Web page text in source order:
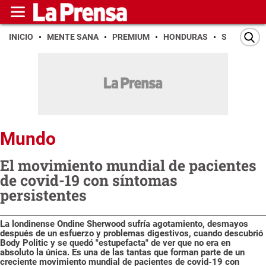
INICIO MENTE SANA PREMIUM HONDURAS SAN PEDRO
Mundo
El movimiento mundial de pacientes
de covid-19 con síntomas
persistentes
La londinense Ondine Sherwood sufría agotamiento, desmayos
después de un esfuerzo y problemas digestivos, cuando descubrió
Body Politic y se quedó "estupefacta" de ver que no era en
absoluto la única. Es una de las tantas que forman parte de un
creciente movimiento mundial de pacientes de covid-19 con